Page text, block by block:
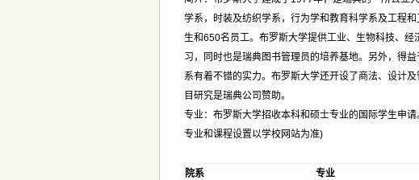
学系，时装及纺织学系，行为学和教育科学系及工程
生和650名员工。布罗斯大学提供工业、生物科技、
习，同时也是瑞典图书管理员的培养基地。另外，得
系有着不错的实力。布罗斯大学还开设了商法、设计
目研究是瑞典公司赞助。
专业：布罗斯大学招收本科和硕士专业的国际学生申
专业和课程设置以学校网站为准)
院系
专业